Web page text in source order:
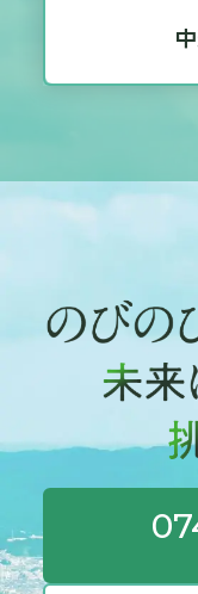
建設現場において
類や施工図の作成
設備工事の施工を
ー」 ■インターン
平日（月曜日～金
▼CAD操作実習 ▼
【3日間コース】 ＜
30～16：00 ＊日
ラム内容＞ ▼業界
研修（写真データ
座談会（食事付き
場所 株式会社ノセ
よび施工中現場 ■
す） ＊上限：2万
ーフォームからお
具 ■服装 指定なし